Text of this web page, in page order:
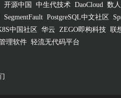
开源中国 中生代技术 DaoCloud 数
SegmentFault PostgreSQL中文社区
中国社区 华云 ZEGO即构科技 联
理软件 轻流无代码平台